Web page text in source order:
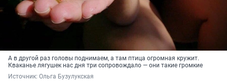
А в другой раз головы поднимаем, а там птица огромная кружит.
Кваканье лягушек нас дня три сопровождало — они такие громкие
Источник: Ольга Бузулукская